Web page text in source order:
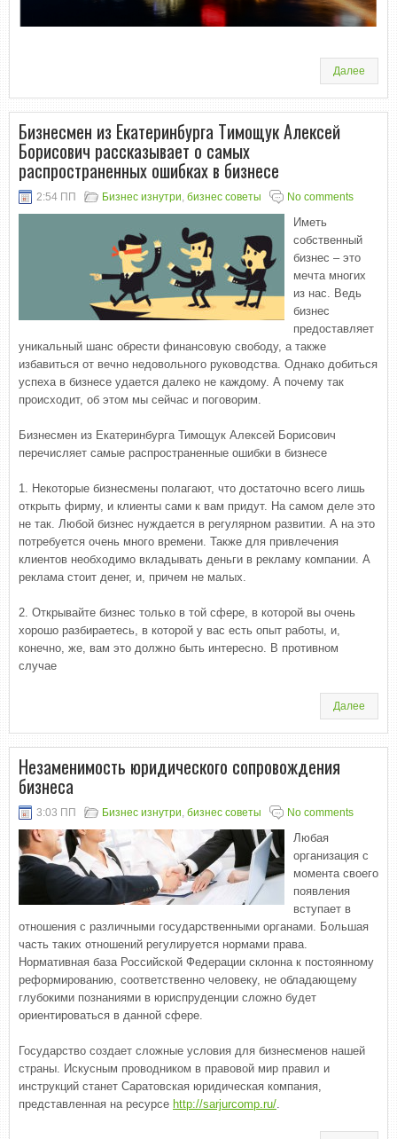
Далее
Бизнесмен из Екатеринбурга Тимощук Алексей
Борисович рассказывает о самых
распространенных ошибках в бизнесе
2:54 ПП Бизнес изнутри бизнес советы No comments
Иметь
собственный
бизнес – это
мечта многих
из нас. Ведь
бизнес
предоставляет
уникальный шанс обрести финансовую свободу, а также
избавиться от вечно недовольного руководства. Однако добиться
успеха в бизнесе удается далеко не каждому. А почему так
происходит, об этом мы сейчас и поговорим.
Бизнесмен из Екатеринбурга Тимощук Алексей Борисович
перечисляет cамые распространенные ошибки в бизнесе
1. Некоторые бизнесмены полагают, что достаточно всего лишь
открыть фирму, и клиенты сами к вам придут. На самом деле это
не так. Любой бизнес нуждается в регулярном развитии. А на это
потребуется очень много времени. Также для привлечения
клиентов необходимо вкладывать деньги в рекламу компании. А
реклама стоит денег, и, причем не малых.
2. Открывайте бизнес только в той сфере, в которой вы очень
хорошо разбираетесь, в которой у вас есть опыт работы, и,
конечно, же, вам это должно быть интересно. В противном
случае
Далее
Незаменимость юридического сопровождения
бизнеса
3:03 ПП Бизнес изнутри бизнес советы No comments
Любая
организация с
момента своего
появления
вступает в
отношения с различными государственными органами. Большая
часть таких отношений регулируется нормами права.
Нормативная база Российской Федерации склонна к постоянному
реформированию, соответственно человеку, не обладающему
глубокими познаниями в юриспруденции сложно будет
ориентироваться в данной сфере.
Государство создает сложные условия для бизнесменов нашей
страны. Искусным проводником в правовой мир правил и
инструкций станет Саратовская юридическая компания,
представленная на ресурсе http://sarjurcomp.ru/